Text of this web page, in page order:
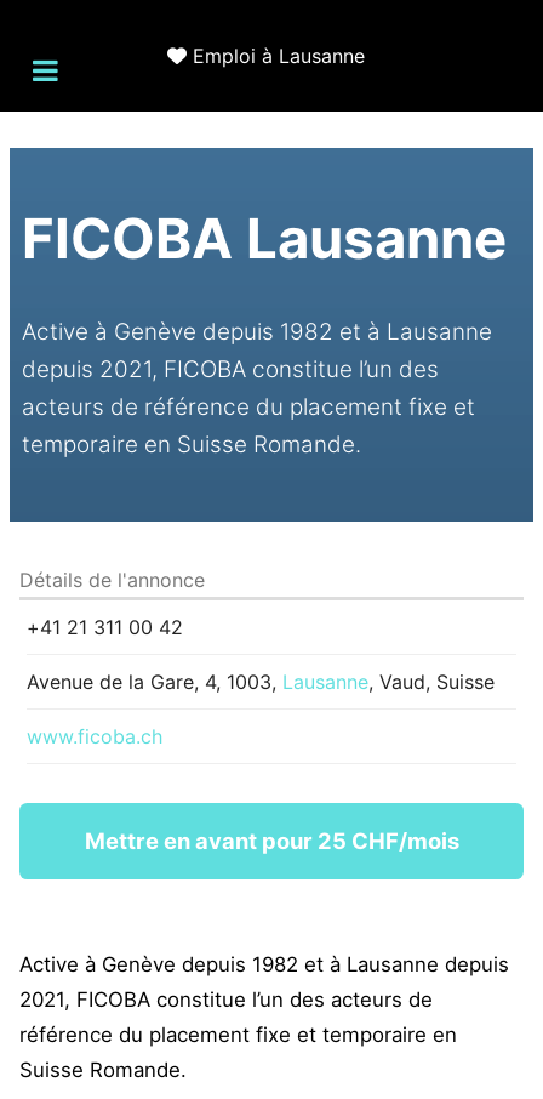
Emploi à Lausanne
FICOBA Lausanne
Active à Genève depuis 1982 et à Lausanne
depuis 2021, FICOBA constitue l’un des
acteurs de référence du placement fixe et
temporaire en Suisse Romande.
Détails de l'annonce
+41 21 311 00 42
Avenue de la Gare, 4, 1003, Lausanne, Vaud, Suisse
www.ficoba.ch
Mettre en avant pour 25 CHF/mois
Active à Genève depuis 1982 et à Lausanne depuis
2021, FICOBA constitue l’un des acteurs de
référence du placement fixe et temporaire en
Suisse Romande.